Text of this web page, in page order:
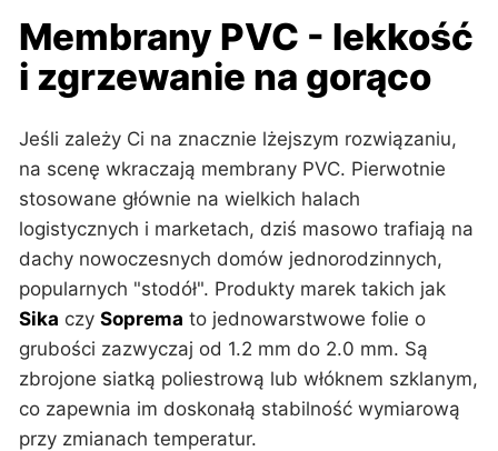
Membrany PVC - lekkość
i zgrzewanie na gorąco
Jeśli zależy Ci na znacznie lżejszym rozwiązaniu,
na scenę wkraczają membrany PVC. Pierwotnie
stosowane głównie na wielkich halach
logistycznych i marketach, dziś masowo trafiają na
dachy nowoczesnych domów jednorodzinnych,
popularnych "stodół". Produkty marek takich jak
Sika czy Soprema to jednowarstwowe folie o
grubości zazwyczaj od 1.2 mm do 2.0 mm. Są
zbrojone siatką poliestrową lub włóknem szklanym,
co zapewnia im doskonałą stabilność wymiarową
przy zmianach temperatur.